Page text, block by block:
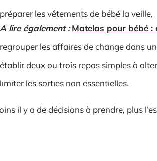
préparer les vêtements de bébé la veille,
A lire également : Matelas pour bébé :
regrouper les affaires de change dans
établir deux ou trois repas simples à
limiter les sorties non essentielles.
il y a de décisions à prendre, plus